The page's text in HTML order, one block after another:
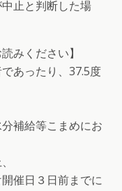
止と判断した場
みください】
あったり、37.5度
補給等こまめにお
催日３日前までに